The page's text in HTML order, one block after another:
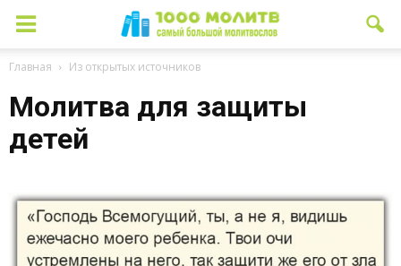
Главная Из открытых источников
Молитва для защиты
детей